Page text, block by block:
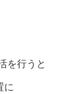
を行うと
に